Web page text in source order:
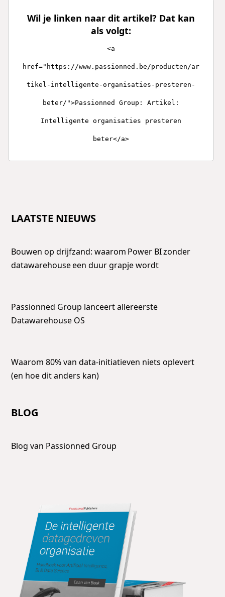
Wil je linken naar dit artikel? Dat kan
als volgt:
<a
href="https://www.passionned.be/producten/ar
tikel-intelligente-organisaties-presteren-
beter/">Passionned Group: Artikel:
Intelligente organisaties presteren
beter</a>
LAATSTE NIEUWS
Bouwen op drijfzand: waarom Power BI zonder
datawarehouse een duur grapje wordt
Passionned Group lanceert allereerste
Datawarehouse OS
Waarom 80% van data-initiatieven niets oplevert
(en hoe dit anders kan)
BLOG
Blog van Passionned Group